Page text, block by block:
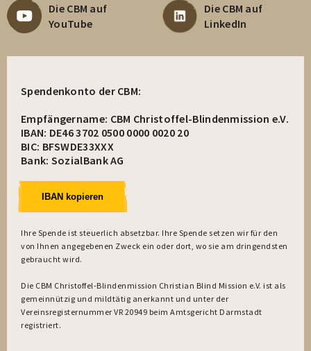
Die CBM auf
YouTube
Die CBM auf
LinkedIn
Spendenkonto der CBM:
Empfängername: CBM Christoffel-Blindenmission e.V.
IBAN: DE46 3702 0500 0000 0020 20
BIC: BFSWDE33XXX
Bank: SozialBank AG
IBAN kopieren
Ihre Spende ist steuerlich absetzbar. Ihre Spende setzen wir für den
von Ihnen angegebenen Zweck ein oder dort, wo sie am dringendsten
gebraucht wird.
Die CBM Christoffel-Blindenmission Christian Blind Mission e.V. ist als
gemeinnützig und mildtätig anerkannt und unter der
Vereinsregisternummer VR 20949 beim Amtsgericht Darmstadt
registriert.